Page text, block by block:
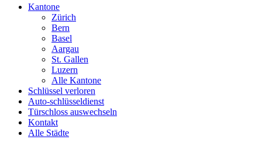
Kantone
Zürich
Bern
Basel
Aargau
St. Gallen
Luzern
Alle Kantone
Schlüssel verloren
Auto-schlüsseldienst
Türschloss auswechseln
Kontakt
Alle Städte